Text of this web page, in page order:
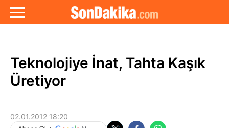
Teknolojiye İnat, Tahta Kaşık
Üretiyor
02.01.2012 18:20